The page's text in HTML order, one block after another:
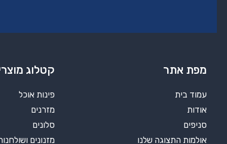
מפת אתר
עמוד בית
אודות
סניפים
אולמות התצוגה שלנו
קטלוג
פינות אוכל
מזרנים
סלונים
מזנונים